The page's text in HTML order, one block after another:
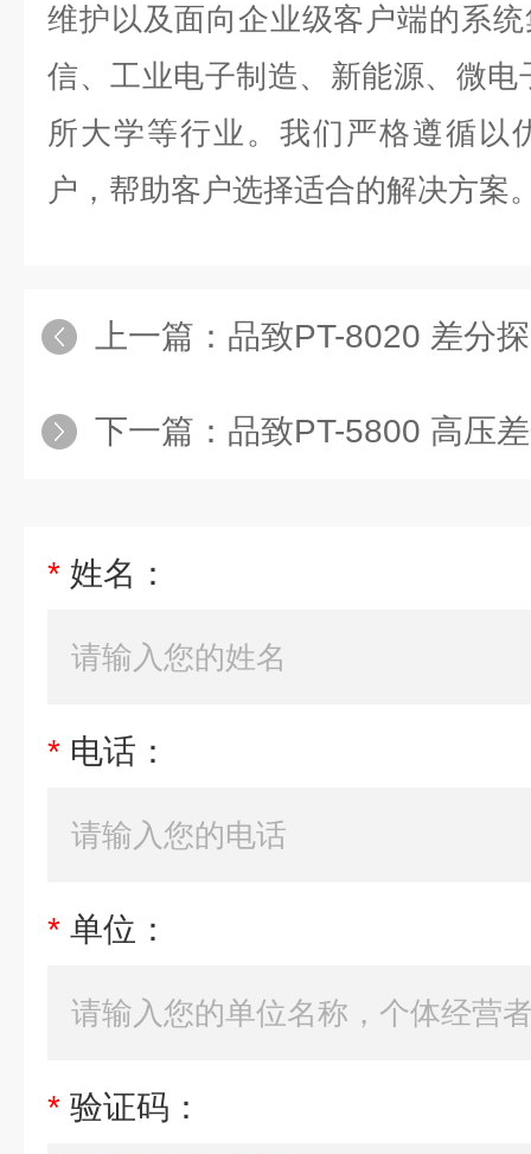
维护以及面向企业级客户端的系
信、工业电子制造、新能源、微
所大学等行业。我们严格遵循以
户，帮助客户选择适合的解决方案
上一篇： 品致PT-8020 差分
下一篇： 品致PT-5800 高压差
* 姓名：
* 电话：
* 单位：
* 验证码：